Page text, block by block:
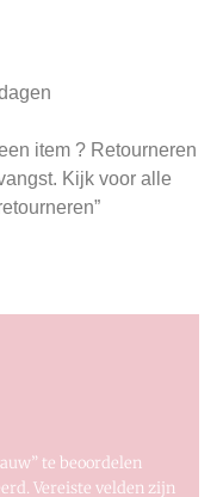
item ? Retourneren
Kijk voor alle
te beoordelen
Vereiste velden zijn